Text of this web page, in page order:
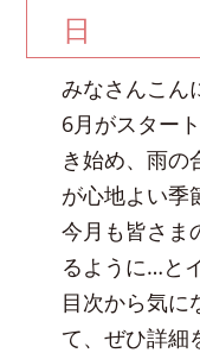
日
みなさんこん
6月がスター
き始め、雨の
が心地よい季
今月も皆さま
るように…と
目次から気に
て、ぜひ詳細